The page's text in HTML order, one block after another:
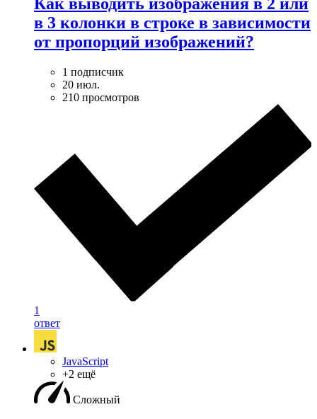
Как выводить изображения в 2 или
в 3 колонки в строке в зависимости
от пропорций изображений?
1 подписчик
20 июл.
210 просмотров
1
ответ
JavaScript
+2 ещё
Сложный